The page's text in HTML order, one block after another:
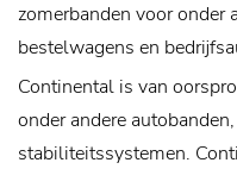
zomerbanden voor onder
bestelwagens en
Continental is van
onder andere
stabiliteitssystemen.